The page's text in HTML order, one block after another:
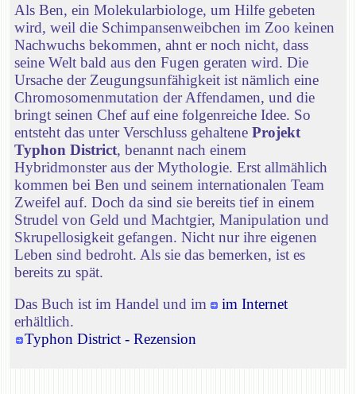
Als Ben, ein Molekularbiologe, um Hilfe gebeten
wird, weil die Schimpansenweibchen im Zoo keinen
Nachwuchs bekommen, ahnt er noch nicht, dass
seine Welt bald aus den Fugen geraten wird. Die
Ursache der Zeugungsunfähigkeit ist nämlich eine
Chromosomenmutation der Affendamen, und die
bringt seinen Chef auf eine folgenreiche Idee. So
entsteht das unter Verschluss gehaltene Projekt
Typhon District, benannt nach einem
Hybridmonster aus der Mythologie. Erst allmählich
kommen bei Ben und seinem internationalen Team
Zweifel auf. Doch da sind sie bereits tief in einem
Strudel von Geld und Machtgier, Manipulation und
Skrupellosigkeit gefangen. Nicht nur ihre eigenen
Leben sind bedroht. Als sie das bemerken, ist es
bereits zu spät.
Das Buch ist im Handel und im
im Internet
erhältlich.
Typhon District - Rezension